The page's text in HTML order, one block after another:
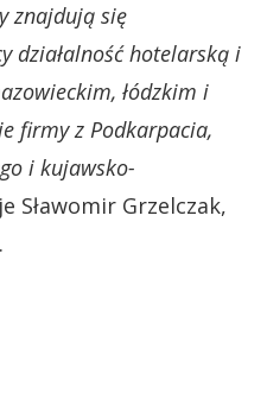
znajdują się
działalność hotelarską i
łódzkim i
firmy z Podkarpacia,
i kujawsko-
Sławomir Grzelczak,